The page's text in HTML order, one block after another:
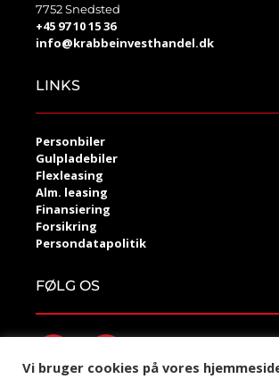
7752 Snedsted
+45 97 10 15 36
info@krabbeinvesthandel.dk
LINKS
Personbiler
Gulpladebiler
Flexleasing
Alm. leasing
Finansiering
Forsikring
Persondatapolitik
FØLG OS
Vi bruger cookies på vores